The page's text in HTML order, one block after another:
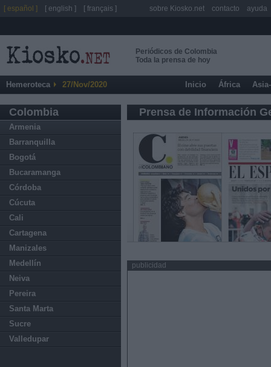
Periódicos de Colombia
Toda la prensa de hoy
Hemeroteca 27/Nov/2020 Inicio África
Colombia
Armenia
Barranquilla
Bogotá
Bucaramanga
Córdoba
Cúcuta
Cali
Cartagena
Manizales
Medellín
Neiva
Pereira
Santa Marta
Sucre
Valledupar
Prensa de Información
publicidad
[ español ] [ english ] [ français ] sobre Kiosko.net contacto ayuda